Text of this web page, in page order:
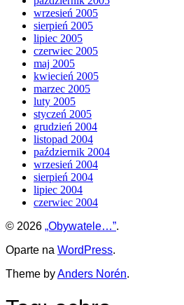
wrzesień 2005
sierpień 2005
lipiec 2005
czerwiec 2005
maj 2005
kwiecień 2005
marzec 2005
luty 2005
styczeń 2005
grudzień 2004
listopad 2004
październik 2004
wrzesień 2004
sierpień 2004
lipiec 2004
czerwiec 2004
© 2026 „Obywatele…”.
Oparte na WordPress.
Theme byAnders Norén.